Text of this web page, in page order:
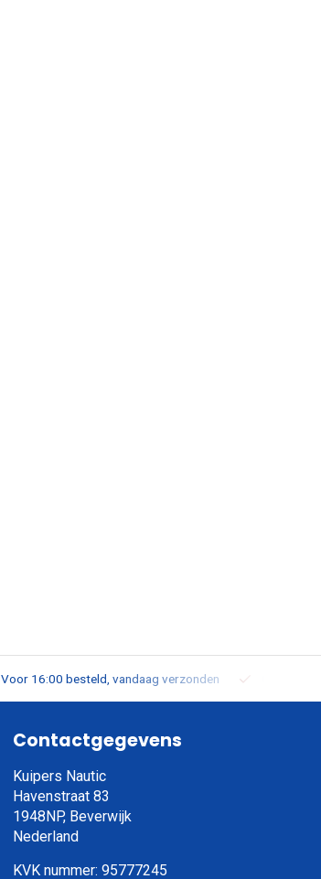
Voor 16:00 besteld, vandaag verzonden
Contactgegevens
Kuipers Nautic
Havenstraat 83
1948NP, Beverwijk
Nederland
KVK nummer: 95777245